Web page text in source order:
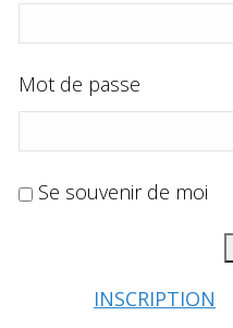
Mot de passe
Se souvenir de moi
INSCRIPTION